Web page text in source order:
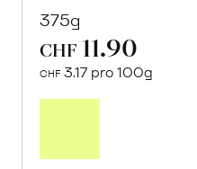
375g
CHF 11.90
CHF 3.17 pro 100g